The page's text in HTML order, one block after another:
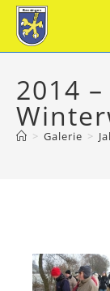
Zum
Inhalt
springen
2014 –
> Galerie >